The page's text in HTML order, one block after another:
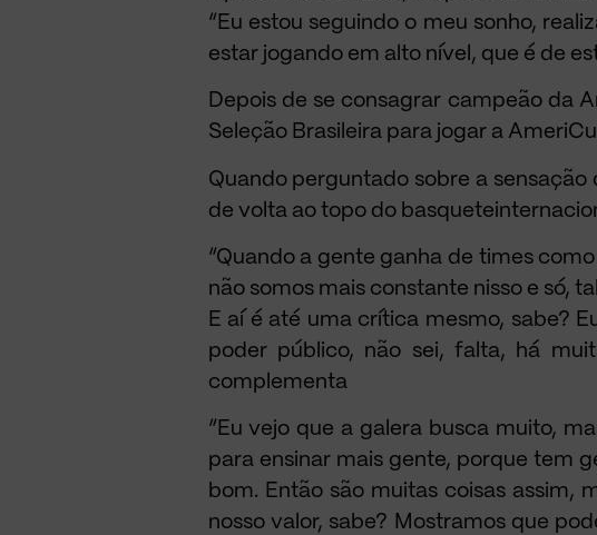
“Eu estou seguindo o meu sonho,
estar jogando em alto nível, que é de
Depois de se consagrar campeão da
Seleção Brasileira para jogar a
Quando perguntado sobre a sensação
de volta ao topo do
“Quando a gente ganha de times
não somos mais constante nisso e só,
E aí é até uma crítica mesmo, sabe?
poder público, não sei, falta, há
complementa
“Eu vejo que a galera busca muito,
para ensinar mais gente, porque tem
bom. Então são muitas coisas
nosso valor, sabe? Mostramos que